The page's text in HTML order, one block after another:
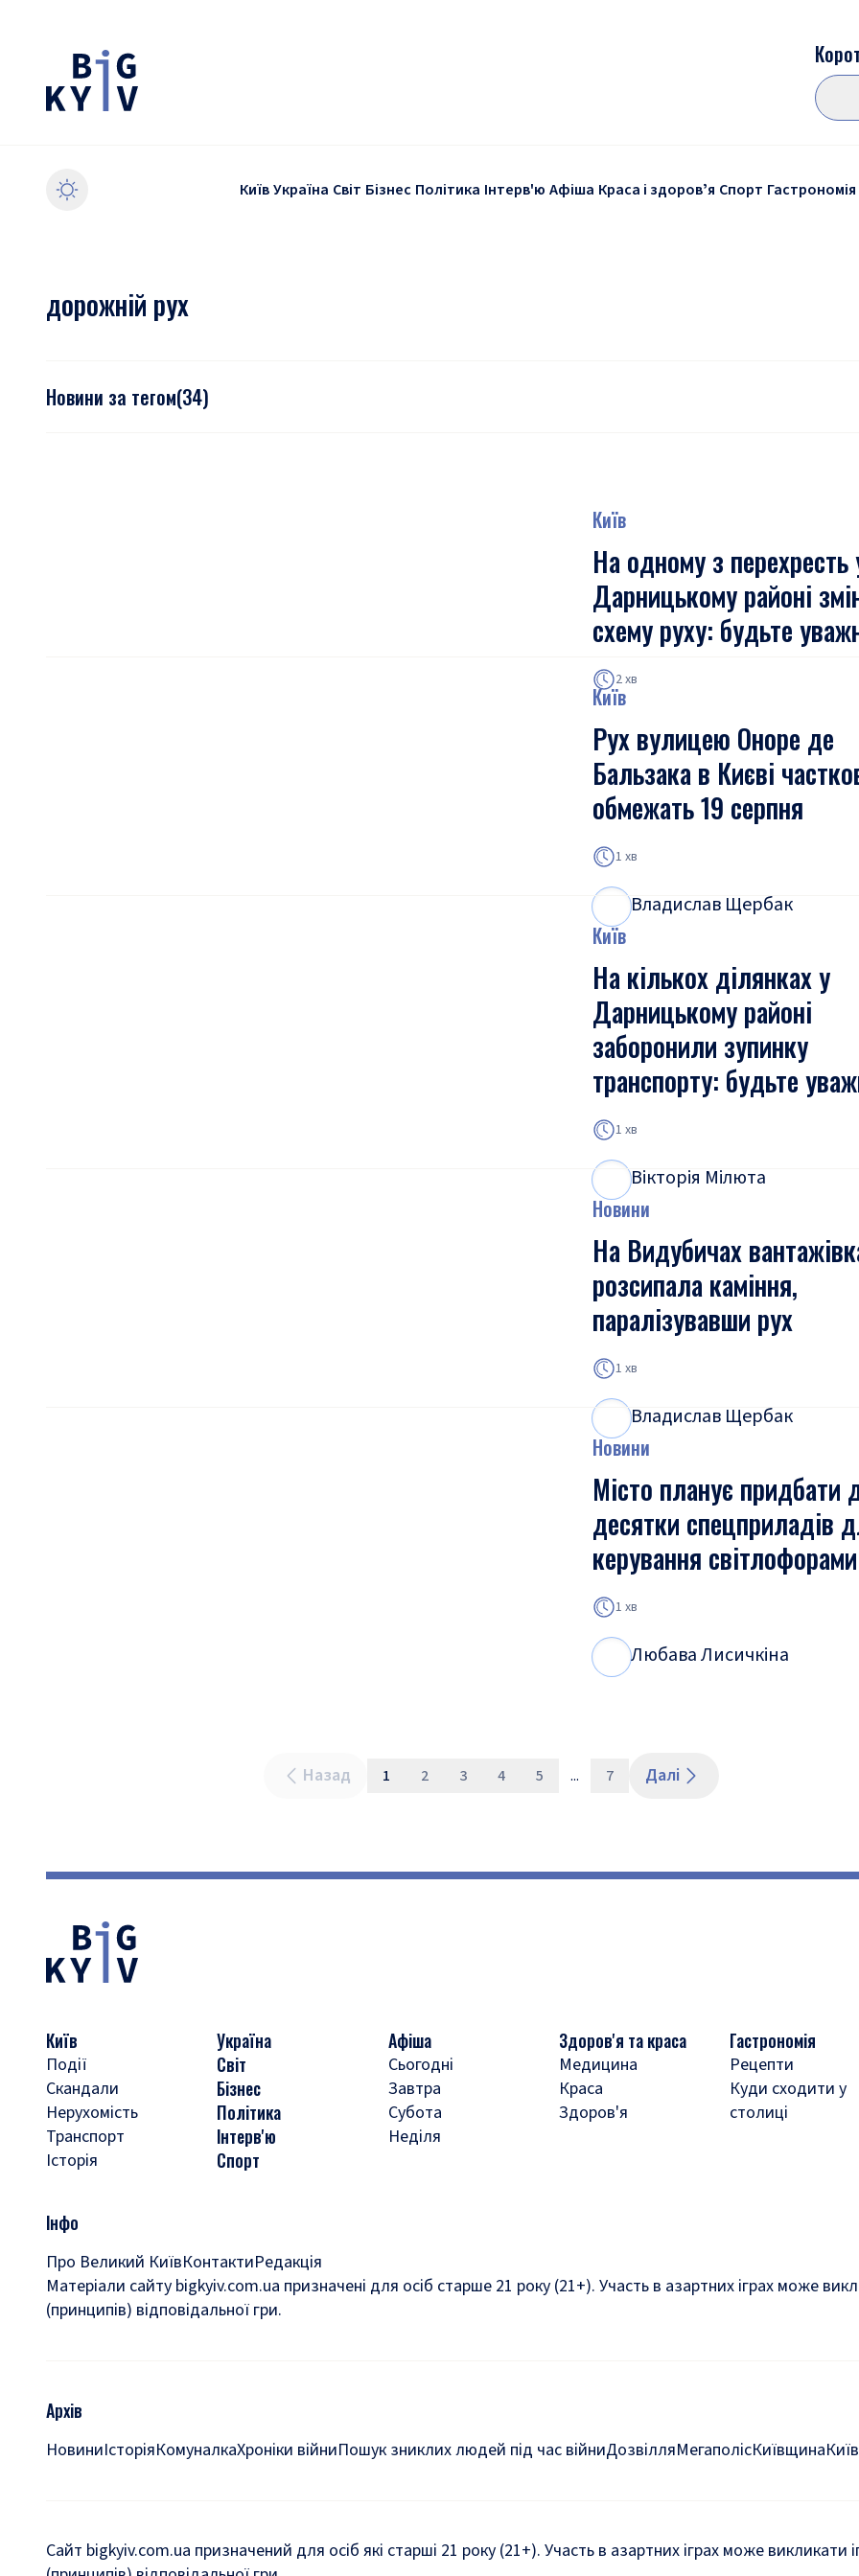
КиївУкраїна Світ Бізнес Політика Інтерв'ю Афіша Краса і здоровʼя Спорт Гастрономія
дорожній рух
Новини за тегом(34)
Київ
На одному з перехресть
Дарницькому районі
схему руху: будьте
2 хв
Київ
Рух вулицею Оноре де
Бальзака в Києві
обмежать 19 серпня
1 хв
Владислав Щербак
Київ
На кількох ділянках у
Дарницькому районі
заборонили зупинку
транспорту: будьте
1 хв
Вікторія Мілюта
Новини
На Видубичах
розсипала каміння,
паралізувавши рух
1 хв
Владислав Щербак
Новини
Місто планує придбати
десятки спецприладів
керування світлофорами
1 хв
Любава Лисичкіна
Назад 1 2 3 4 5 ... 7 Далі
Київ
Події
Скандали
Нерухомість
Транспорт
Історія
Україна
Світ
Бізнес
Політика
Інтерв'ю
Спорт
Афіша
Сьогодні
Завтра
Субота
Неділя
Здоров'я та краса
Медицина
Краса
Здоров'я
Гастрономія
Рецепти
Куди сходити у
столиці
Інфо
Про Великий КиївКонтактиРедакція
Матеріали сайту bigkyiv.com.ua призначені для осіб старше 21 року (21+). Участь в азартних іграх може
(принципів) відповідальної гри.
Архів
НовиниІсторіяКомуналкаХроніки війниПошук зниклих людей під час війниДозвілляМегаполісКиївщина
Сайт bigkyiv.com.ua призначений для осіб які старші 21 року (21+). Участь в азартних іграх може